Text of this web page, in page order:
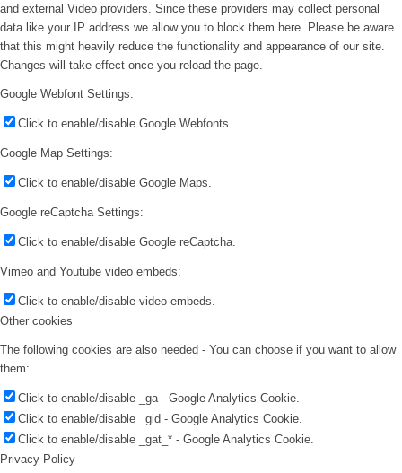
and external Video providers. Since these providers may collect personal
data like your IP address we allow you to block them here. Please be aware
that this might heavily reduce the functionality and appearance of our site.
Changes will take effect once you reload the page.
Google Webfont Settings:
Click to enable/disable Google Webfonts.
Google Map Settings:
Click to enable/disable Google Maps.
Google reCaptcha Settings:
Click to enable/disable Google reCaptcha.
Vimeo and Youtube video embeds:
Click to enable/disable video embeds.
Other cookies
The following cookies are also needed - You can choose if you want to allow
them:
Click to enable/disable _ga - Google Analytics Cookie.
Click to enable/disable _gid - Google Analytics Cookie.
Click to enable/disable _gat_* - Google Analytics Cookie.
Privacy Policy